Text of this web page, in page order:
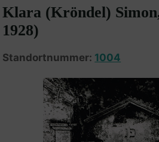
Klara (Kröndel)
1928)
Standortnummer: 1004